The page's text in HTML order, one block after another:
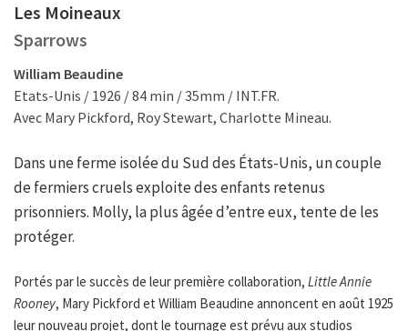
Les Moineaux
Sparrows
William Beaudine
Etats-Unis / 1926 / 84 min / 35mm / INT.FR.
Avec Mary Pickford, Roy Stewart, Charlotte Mineau.
Dans une ferme isolée du Sud des États-Unis, un couple
de fermiers cruels exploite des enfants retenus
prisonniers. Molly, la plus âgée d’entre eux, tente de les
protéger.
Portés par le succès de leur première collaboration, Little Annie
Rooney, Mary Pickford et William Beaudine annoncent en août 1925
leur nouveau projet, dont le tournage est prévu aux studios